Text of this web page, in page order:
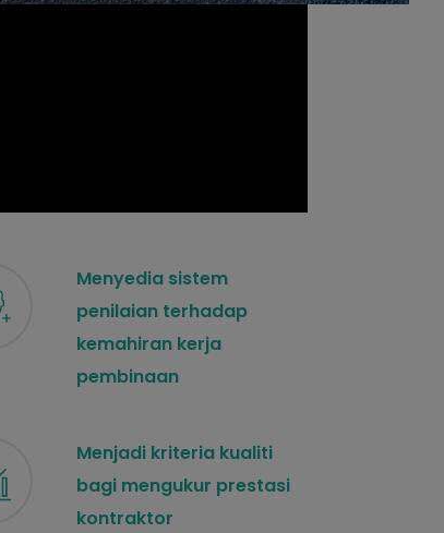
Menyedia sistem
penilaian terhadap
kemahiran kerja
pembinaan
Menjadi kriteria kualiti
bagi mengukur prestasi
kontraktor